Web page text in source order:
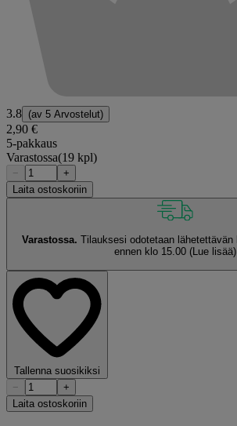
3.8 (av 5 Arvostelut)
2,90 €
5-pakkaus
Varastossa(19 kpl)
−
+
Laita ostoskoriin
Varastossa. Tilauksesi odotetaan lähetettävän
ennen klo 15.00 (Lue lisää)
Tallenna suosikiksi
−
+
Laita ostoskoriin